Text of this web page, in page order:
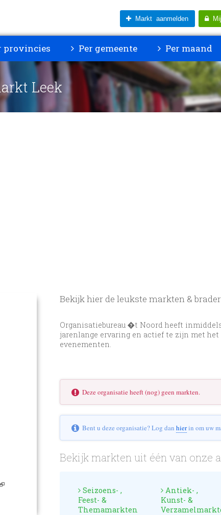
Markt aanmelden
provincies Per gemeente Per maand
Leek
Bekijk hier de leukste markten &
Organisatiebureau �t Noord heeft
jarenlange ervaring en actief te zijn met
evenementen.
Deze organisatie heeft (nog) geen markten.
Bent u deze organisatie? Log dan hierin om uw
Bekijk markten uit één van onze
Seizoens- ,
Feest- &
Themamarkten
Antiek- ,
Kunst- &